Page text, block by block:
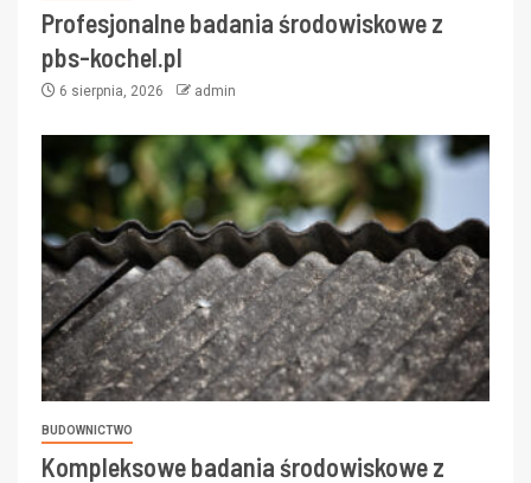
Profesjonalne badania środowiskowe z
pbs-kochel.pl
6 sierpnia, 2026 admin
BUDOWNICTWO
Kompleksowe badania środowiskowe z